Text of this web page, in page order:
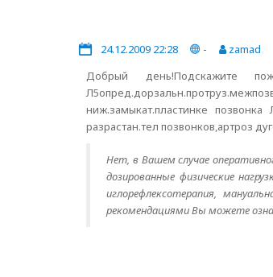
24.12.2009 22:28 -
zamad
Добрый день!Подскажите
ниж.замыкат.пластинке позвонка
разрастан.тел позвонков,артроз
Нет, в Вашем случае
дозированные физические
иглорефлексотерапия,
рекомендациями Вы можете